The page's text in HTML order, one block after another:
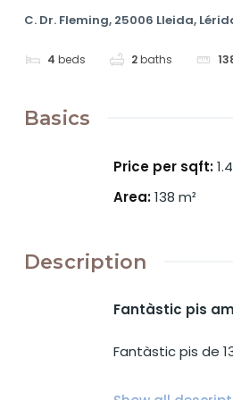
C. Dr. Fleming, 25006 Lleida,
4 beds 2baths
Basics
Price per sqft:
Area:138 m²
Description
Fantàstic pis
Fantàstic pis de
Pis ubicat en